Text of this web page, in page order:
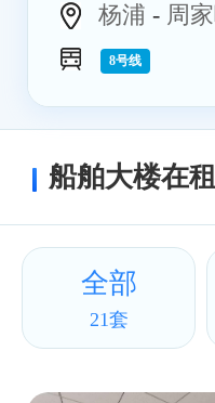
杨浦 - 周
8号线
船舶大楼在
全部
21套